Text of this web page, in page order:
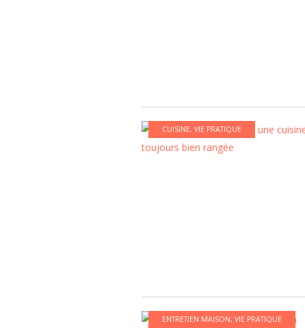
CUISINE, VIE PRATIQUE
ENTRETIEN MAISON, VIE PRATIQUE